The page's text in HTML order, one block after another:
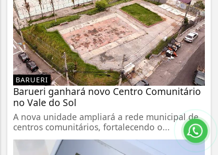
BARUERI
Barueri ganhará novo Centro Comunitário
no Vale do Sol
A nova unidade ampliará a rede municipal de
centros comunitários, fortalecendo o...